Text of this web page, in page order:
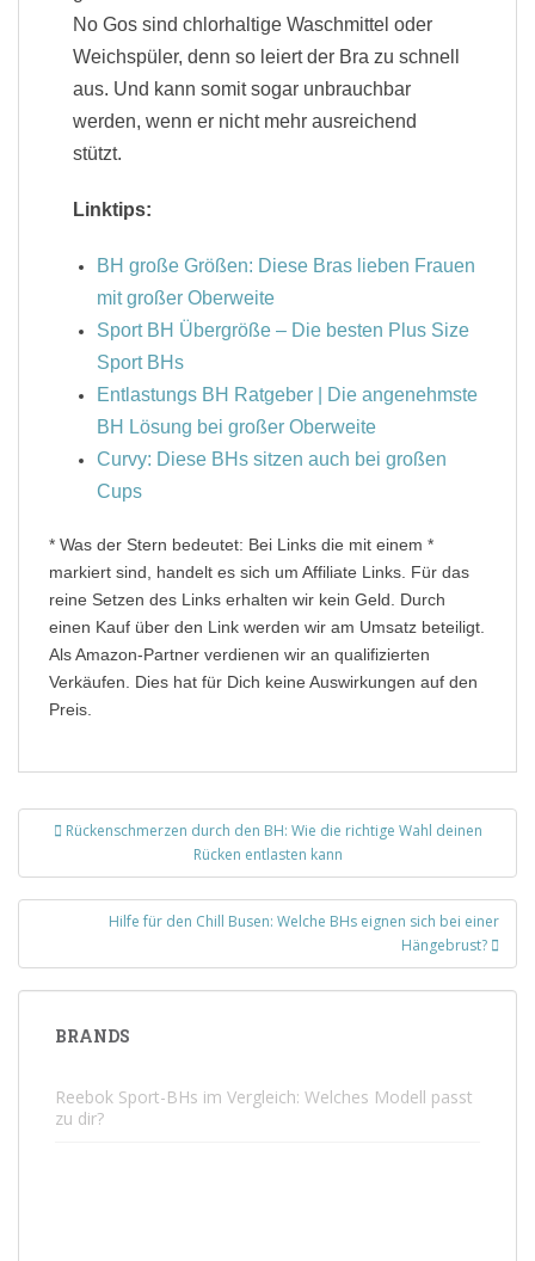
No Gos sind chlorhaltige Waschmittel oder
Weichspüler, denn so leiert der Bra zu schnell
aus. Und kann somit sogar unbrauchbar
werden, wenn er nicht mehr ausreichend
stützt.
Linktips:
BH große Größen: Diese Bras lieben Frauen
mit großer Oberweite
Sport BH Übergröße – Die besten Plus Size
Sport BHs
Entlastungs BH Ratgeber | Die angenehmste
BH Lösung bei großer Oberweite
Curvy: Diese BHs sitzen auch bei großen
Cups
* Was der Stern bedeutet: Bei Links die mit einem *
markiert sind, handelt es sich um Affiliate Links. Für das
reine Setzen des Links erhalten wir kein Geld. Durch
einen Kauf über den Link werden wir am Umsatz beteiligt.
Als Amazon-Partner verdienen wir an qualifizierten
Verkäufen. Dies hat für Dich keine Auswirkungen auf den
Preis.
Beitragsnavigation
Rückenschmerzen durch den BH: Wie die richtige Wahl deinen
Rücken entlasten kann
Hilfe für den Chill Busen: Welche BHs eignen sich bei einer
Hängebrust?
BRANDS
Reebok Sport-BHs im Vergleich: Welches Modell passt
zu dir?